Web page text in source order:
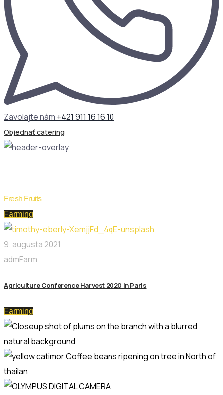
Zavolajte nám +421 911 16 16 10
Objednať catering
Fresh Fruits
Farming
9. augusta 2021
admFarm
Agriculture Conference Harvest 2020 in Paris
Farming